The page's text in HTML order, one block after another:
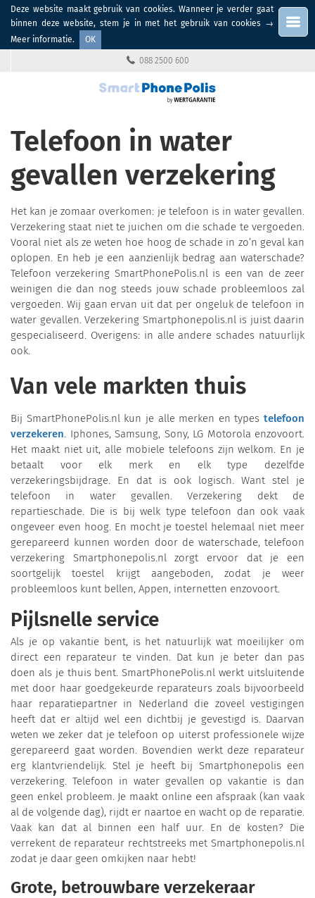
Deze website maakt gebruik van cookies. Wanneer je verder gaat
binnen deze website, stem je in met het gebruik van cookies →
Meer informatie. OK
088 2500 600
Menu
Telefoon in water
gevallen verzekering
Het kan je zomaar overkomen: je telefoon is in water gevallen.
Verzekering staat niet te juichen om die schade te vergoeden.
Vooral niet als ze weten hoe hoog de schade in zo’n geval kan
oplopen. En heb je een aanzienlijk bedrag aan waterschade?
Telefoon verzekering SmartPhonePolis.nl is een van de zeer
weinigen die dan nog steeds jouw schade probleemloos zal
vergoeden. Wij gaan ervan uit dat per ongeluk de telefoon in
water gevallen. Verzekering Smartphonepolis.nl is juist daarin
gespecialiseerd. Overigens: in alle andere schades natuurlijk
ook.
Van vele markten thuis
Bij SmartPhonePolis.nl kun je alle merken en types telefoon
verzekeren. Iphones, Samsung, Sony, LG Motorola enzovoort.
Het maakt niet uit, alle mobiele telefoons zijn welkom. En je
betaalt voor elk merk en elk type dezelfde
verzekeringsbijdrage. En dat is ook logisch. Want stel je
telefoon in water gevallen. Verzekering dekt de
repartieschade. Die is bij welk type telefoon dan ook vaak
ongeveer even hoog. En mocht je toestel helemaal niet meer
gerepareerd kunnen worden door de waterschade, telefoon
verzekering Smartphonepolis.nl zorgt ervoor dat je een
soortgelijk toestel krijgt aangeboden, zodat je weer
probleemloos kunt bellen, Appen, internetten enzovoort.
Pijlsnelle service
Als je op vakantie bent, is het natuurlijk wat moeilijker om
direct een reparateur te vinden. Dat kun je beter dan pas
doen als je thuis bent. SmartPhonePolis.nl werkt uitsluitende
met door haar goedgekeurde reparateurs zoals bijvoorbeeld
haar reparatiepartner in Nederland die zoveel vestigingen
heeft dat er altijd wel een dichtbij je gevestigd is. Daarvan
weten we zeker dat je telefoon op uiterst professionele wijze
gerepareerd gaat worden. Bovendien werkt deze reparateur
erg klantvriendelijk. Stel je heeft bij Smartphonepolis een
verzekering. Telefoon in water gevallen op vakantie is dan
geen enkel probleem. Je maakt online een afspraak (kan vaak
al de volgende dag), rijdt er naartoe en wacht op de reparatie.
Vaak kan dat al binnen een half uur. En de kosten? Die
verrekent de reparateur rechtstreeks met Smartphonepolis.nl
zodat je daar geen omkijken naar hebt!
Grote, betrouwbare verzekeraar